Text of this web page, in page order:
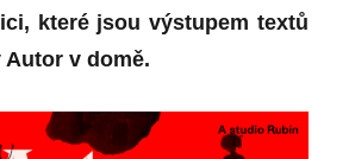
které jsou výstupem textů
v domě.